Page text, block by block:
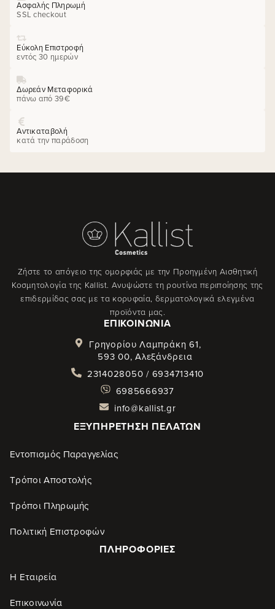
Ασφαλής Πληρωμή
SSL checkout
Εύκολη Επιστροφή
εντός 30 ημερών
Δωρεάν Μεταφορικά
πάνω από 39€
Αντικαταβολή
κατά την παράδοση
Ζήστε το απόγειο της ομορφιάς με την Προηγμένη Αισθητική
Κοσμητολογία της Kallist. Ανυψώστε τη ρουτίνα περιποίησης της
επιδερμίδας σας με τα κορυφαία, δερματολογικά ελεγμένα
προϊόντα μας.
ΕΠΙΚΟΙΝΩΝΊΑ
Γρηγορίου Λαμπράκη 61,
593 00, Αλεξάνδρεια
2314028050 / 6934713410
6985666937
info@kallist.gr
ΕΞΥΠΗΡΈΤΗΣΗ ΠΕΛΑΤΏΝ
Εντοπισμός Παραγγελίας
Τρόποι Αποστολής
Τρόποι Πληρωμής
Πολιτική Επιστροφών
ΠΛΗΡΟΦΟΡΊΕΣ
Η Εταιρεία
Επικοινωνία